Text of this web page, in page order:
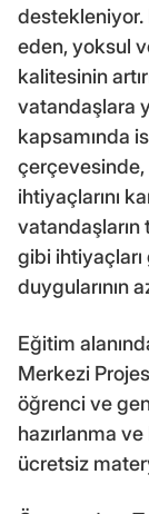
destekleniyor.
eden, yoksul
kalitesinin
vatandaşlara
kapsamında
çerçevesinde,
ihtiyaçlarını
vatandaşların
gibi ihtiyaçları
duygularının
Eğitim
Merkezi
öğrenci ve
hazırlanma
ücretsiz